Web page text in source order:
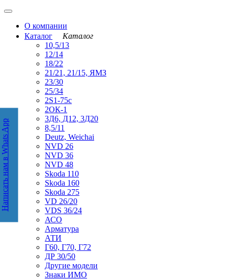
О компании
Каталог
Каталог
10,5/13
12/14
18/22
21/21, 21/15, ЯМЗ
23/30
25/34
2S1-75с
2ОК-1
3Д6, Д12, 3Д20
8,5/11
Deutz, Weichai
NVD 26
NVD 36
NVD 48
Skoda 110
Skoda 160
Skoda 275
VD 26/20
VDS 36/24
АСО
Арматура
АТИ
Г60, Г70, Г72
ДР 30/50
Другие модели
Знаки ИМО
Написать нам в WhatsApp
Написать нам в Whats App